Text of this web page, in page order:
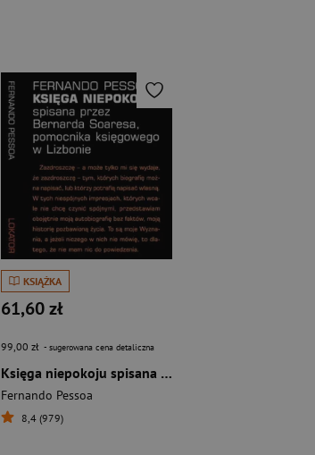
KSIĄŻKA
61,60 zł
99,00 zł - sugerowana cena detaliczna
Księga niepokoju spisana przez Bernarda Soaresa, pomocnika księgowego w Lizbonie
Fernando Pessoa
8,4 (979)